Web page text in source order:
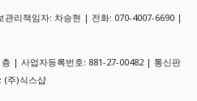
리책임자: 차승현 | 전화: 070-4007-6690 |
| 사업자등록번호: 881-27-00482 | 통신판
(주)식스샵